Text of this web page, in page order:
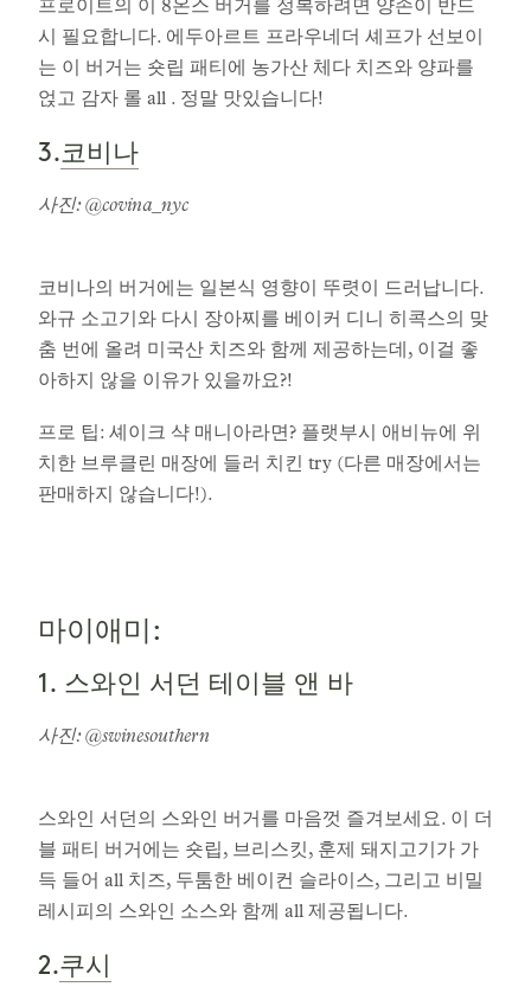
프로이트의 이 8온스 버거를 정복하려면 양손이 반드
시 필요합니다. 에두아르트 프라우네더 셰프가 선보이
는 이 버거는 숏립 패티에 농가산 체다 치즈와 양파를
얹고 감자 롤 all . 정말 맛있습니다!
3.코비나
사진: @covina_nyc
코비나의 버거에는 일본식 영향이 뚜렷이 드러납니다.
와규 소고기와 다시 장아찌를 베이커 디니 히콕스의 맞
춤 번에 올려 미국산 치즈와 함께 제공하는데, 이걸 좋
아하지 않을 이유가 있을까요?!
프로 팁: 셰이크 샥 매니아라면? 플랫부시 애비뉴에 위
치한 브루클린 매장에 들러 치킨 try (다른 매장에서는
판매하지 않습니다!).
마이애미:
1. 스와인 서던 테이블 앤 바
사진: @swinesouthern
스와인 서던의 스와인 버거를 마음껏 즐겨보세요. 이 더
블 패티 버거에는 숏립, 브리스킷, 훈제 돼지고기가 가
득 들어 all 치즈, 두툼한 베이컨 슬라이스, 그리고 비밀
레시피의 스와인 소스와 함께 all 제공됩니다.
2.쿠시